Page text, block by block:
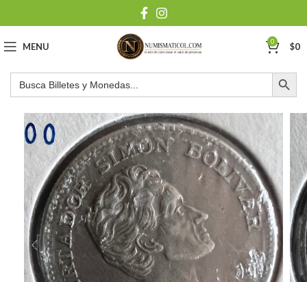
MENU 0 $0
Buscar: Botón de